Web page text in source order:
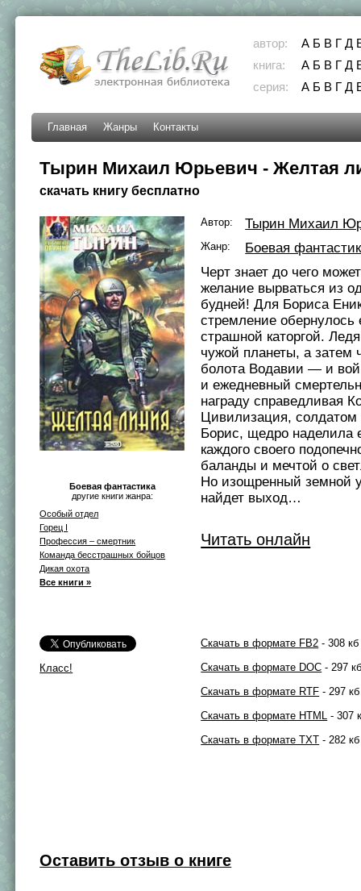
автор: А Б В Г Д
книга:
А Б В Г Д
серия:
А Б В Г Д
Главная Жанры Контакты
Тырин Михаил Юрьевич - Желтая
скачать книгу бесплатно
Боевая фантастика
другие книги жанра:
Особый отдел
Горец I
Профессия – смертник
Команда бесстрашных бойцов
Дикая охота
Все книги »
Класс!
Автор: Тырин Михаил
Жанр:
Боевая
Черт знает до чего
желание вырваться из
будней! Для Бориса
стремление
страшной каторгой.
чужой планеты, а затем
болота Водавии — и
и ежедневный
награду справедливая
Цивилизация, солдатом
Борис, щедро наделила
каждого своего
баланды и мечтой о
Но изощренный земной
найдет выход…
Читать онлайн
Скачать в формате FB2 - 308 кб
Скачать в формате DOC - 297
Скачать в формате RTF - 297 кб
Скачать в формате HTML - 307
Скачать в формате TXT - 282 кб
Оставить отзыв о книге